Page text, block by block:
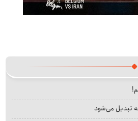
تبدیل می‌شود